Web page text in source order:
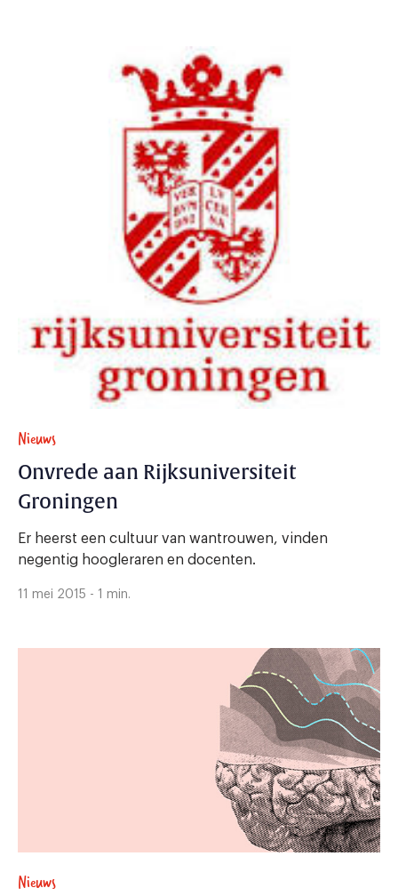
Nieuws
Onvrede aan Rijksuniversiteit
Groningen
Er heerst een cultuur van wantrouwen, vinden
negentig hoogleraren en docenten.
11 mei 2015 - 1 min.
Nieuws